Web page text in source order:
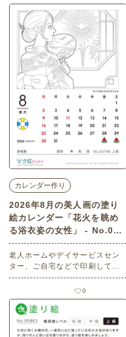
り絵カレンダー「仲良し金魚の
夏物語」（カレンダー作り・初
級）です。 関連キーワード：観
賞魚・水槽・魚・癒し・水辺生
カレンダー作り
2026年8月の美人画の塗り
絵カレンダー「花火を眺め
る浴衣姿の女性」 - No.027
86 (上級/カレンダー作りの
介護レク素材)
老人ホームやデイサービスセン
ター、ご自宅などで印刷してお
使いいただける無料の高齢者向
け介護レク素材 2026年8月の美
人画の塗り絵カレンダー「花火
を眺める浴衣姿の女性」（カレ
ンダー作り・上級）です。 関連
キーワード：うちわ・浴衣・人
0